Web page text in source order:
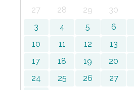
27 28 29 30
3
4 5 6
10
11 12 13
17
18 19 20
24
25 26 27